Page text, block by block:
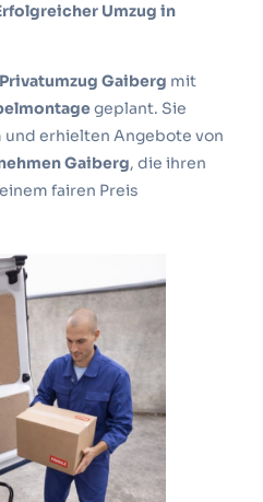
Umzug in
Privatumzug Gaiberg mit
geplant. Sie
erhielten Angebote von
Gaiberg, die ihren
fairen Preis